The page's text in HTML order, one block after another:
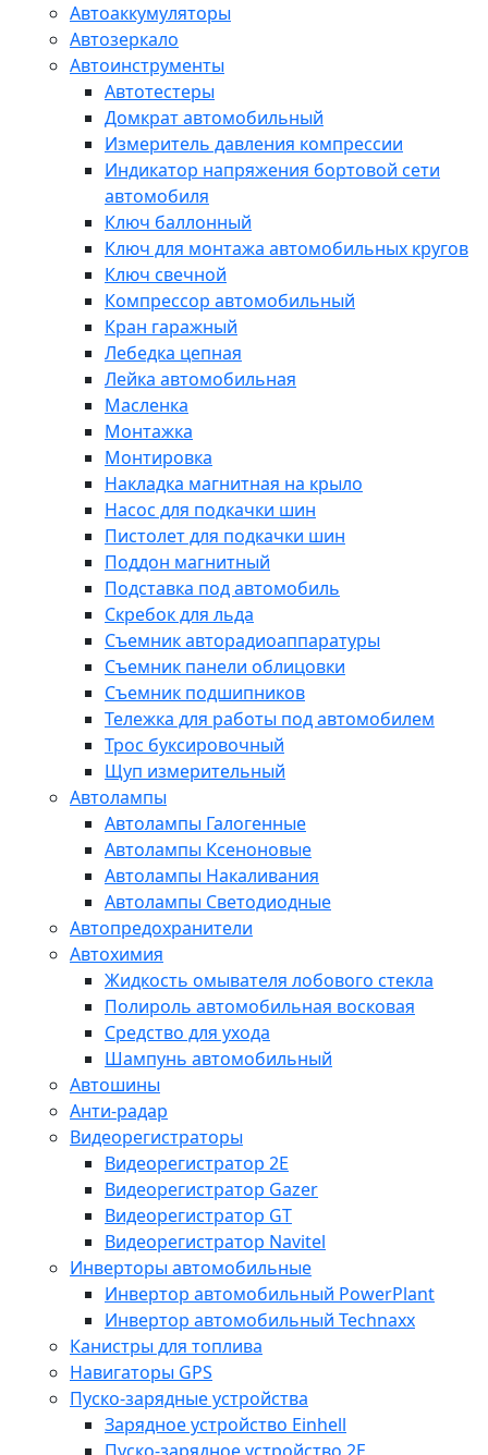
Автоаккумуляторы
Автозеркало
Автоинструменты
Автотестеры
Домкрат автомобильный
Измеритель давления компрессии
Индикатор напряжения бортовой сети
автомобиля
Ключ баллонный
Ключ для монтажа автомобильных кругов
Ключ свечной
Компрессор автомобильный
Кран гаражный
Лебедка цепная
Лейка автомобильная
Масленка
Монтажка
Монтировка
Накладка магнитная на крыло
Насос для подкачки шин
Пистолет для подкачки шин
Поддон магнитный
Подставка под автомобиль
Скребок для льда
Съемник авторадиоаппаратуры
Съемник панели облицовки
Съемник подшипников
Тележка для работы под автомобилем
Трос буксировочный
Щуп измерительный
Автолампы
Автолампы Галогенные
Автолампы Ксеноновые
Автолампы Накаливания
Автолампы Светодиодные
Автопредохранители
Автохимия
Жидкость омывателя лобового стекла
Полироль автомобильная восковая
Средство для ухода
Шампунь автомобильный
Автошины
Анти-радар
Видеорегистраторы
Видеорегистратор 2E
Видеорегистратор Gazer
Видеорегистратор GT
Видеорегистратор Navitel
Инверторы автомобильные
Инвертор автомобильный PowerPlant
Инвертор автомобильный Technaxx
Канистры для топлива
Навигаторы GPS
Пуско-зарядные устройства
Зарядное устройство Einhell